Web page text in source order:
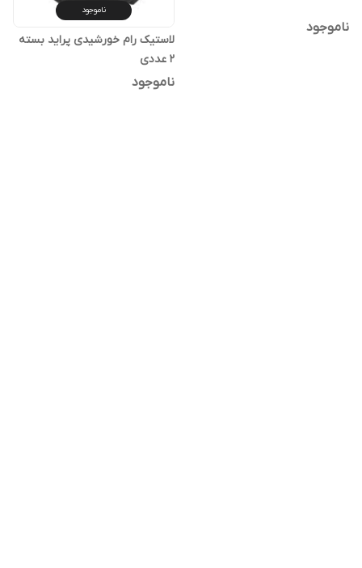
ناموجود
ناموجود
لاستیک رام خورشیدی پراید بسته
2 عددی
ناموجود